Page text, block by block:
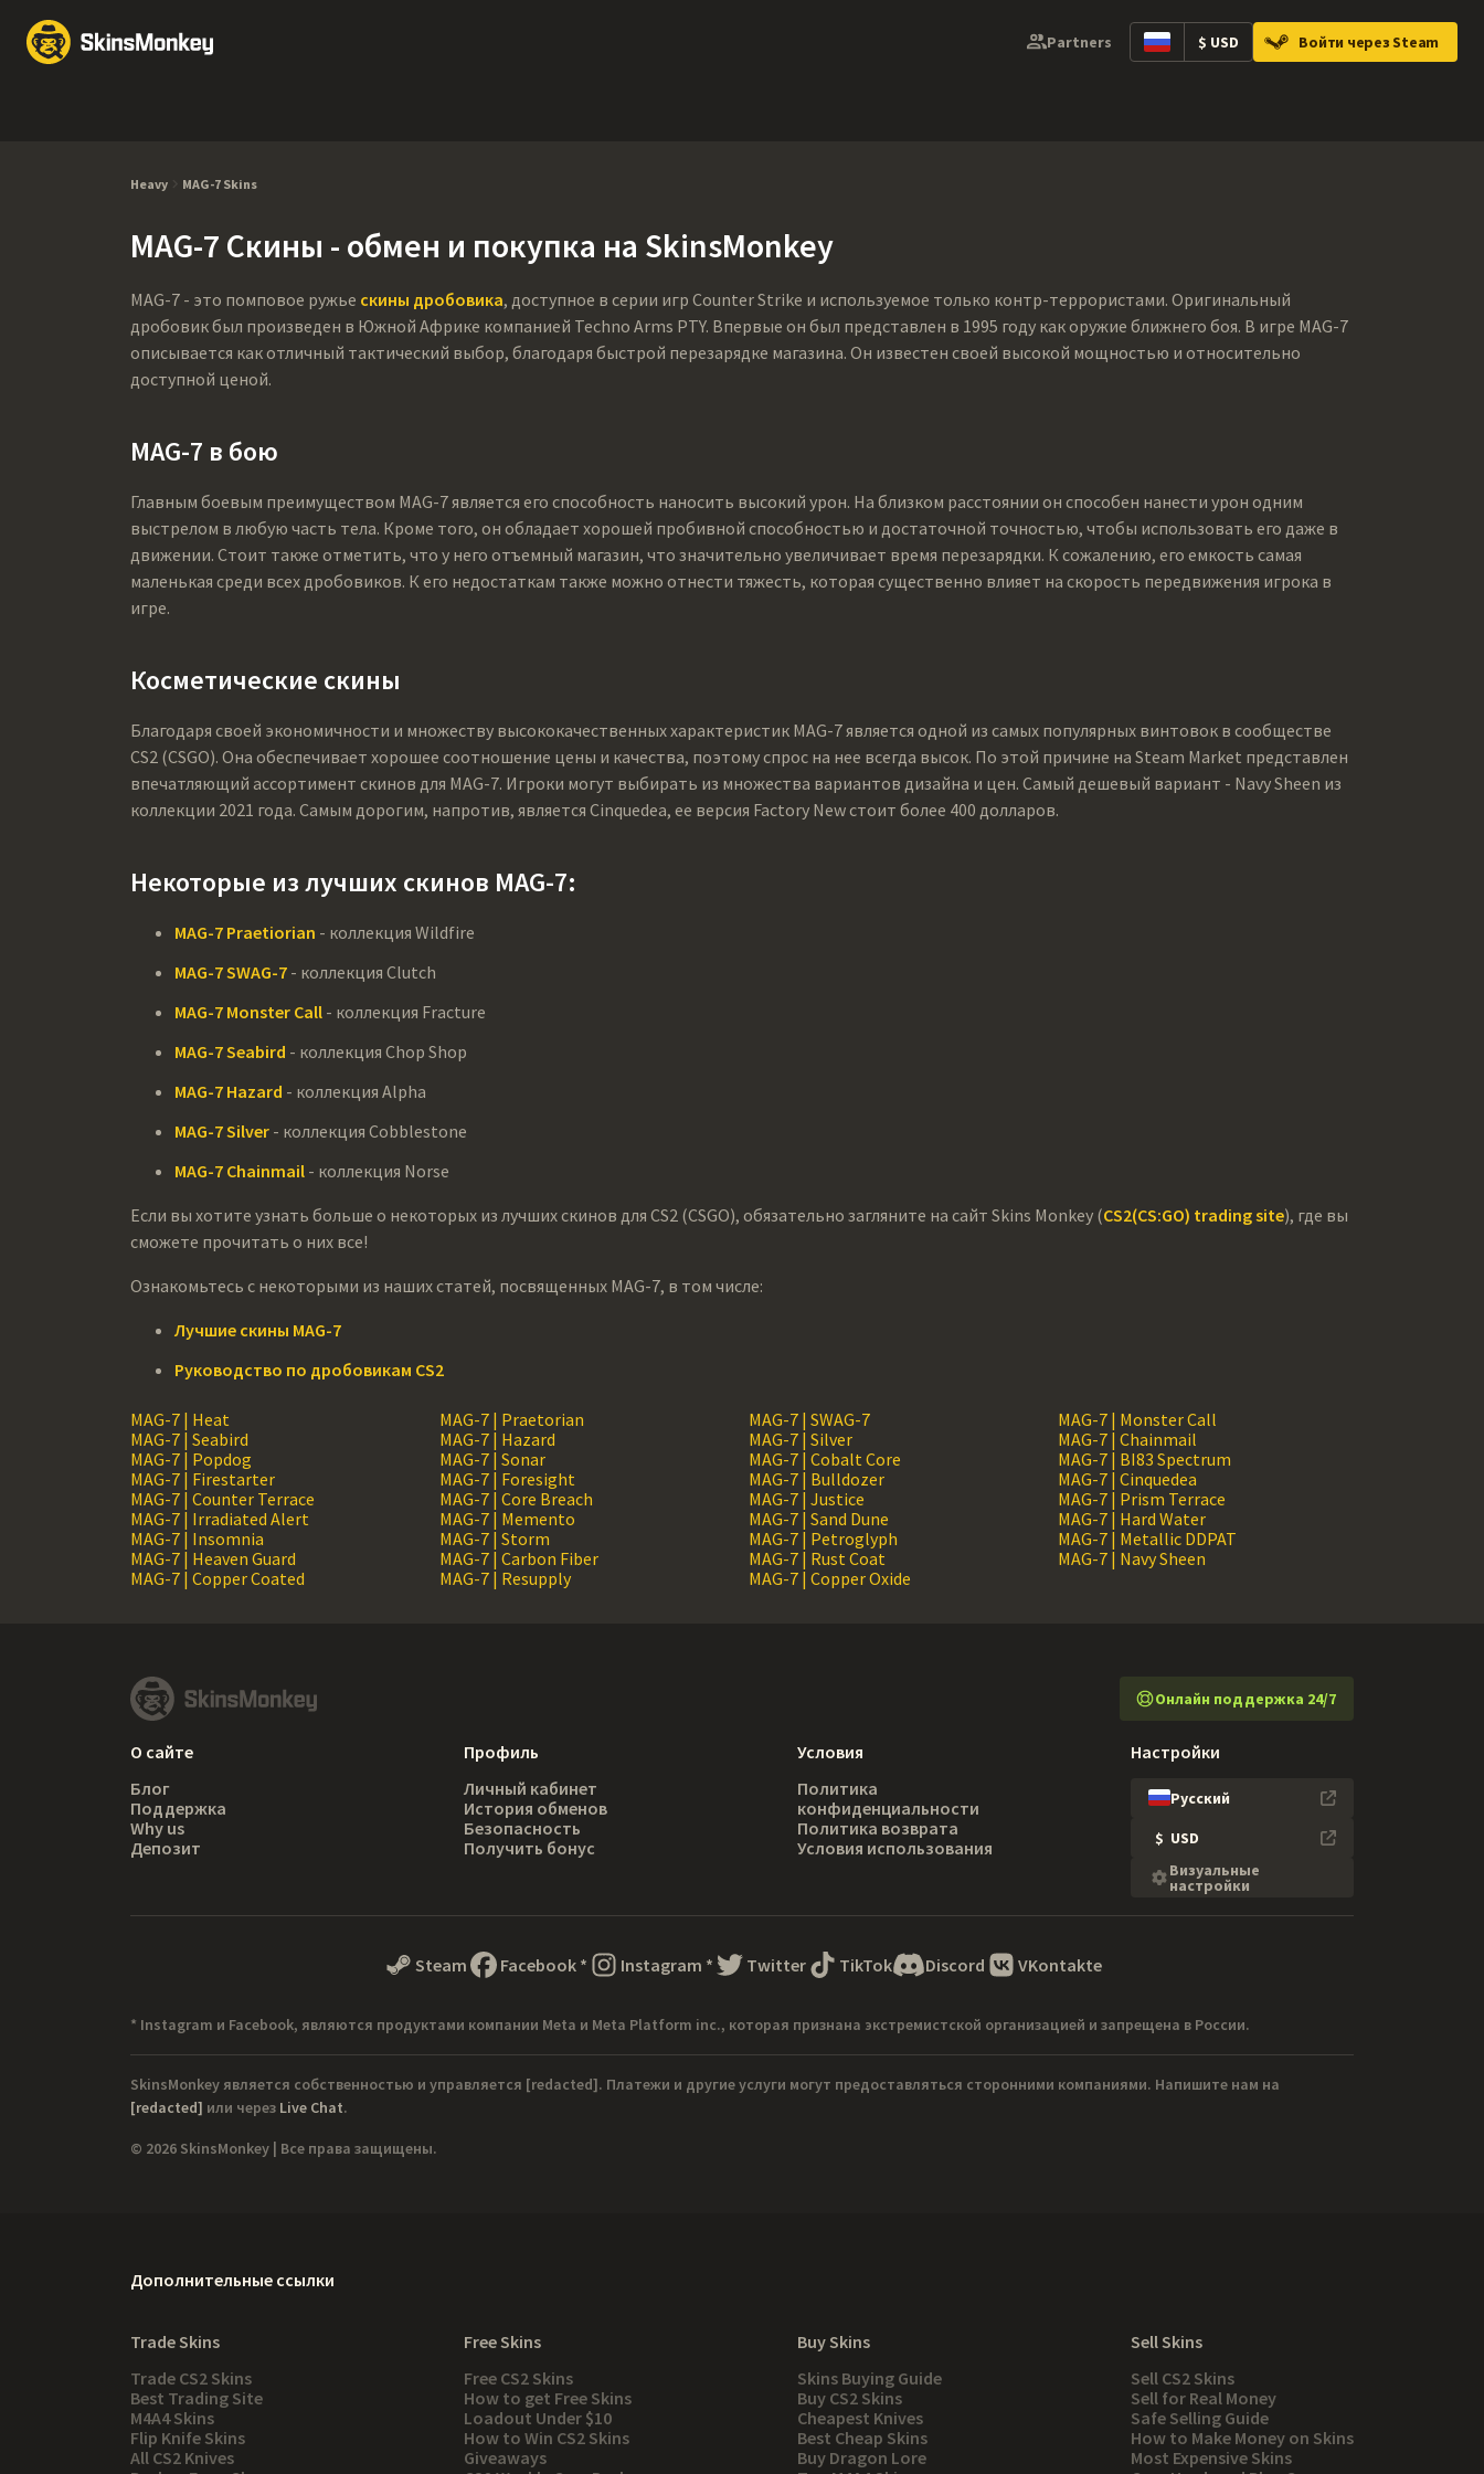
Partners $ USD Войти через Steam
Heavy MAG-7 Skins
MAG-7 Скины - обмен и покупка на SkinsMonkey
MAG-7 - это помповое ружье скины дробовика, доступное в серии игр Counter Strike и используемое только контр-террористами. Оригинальный
дробовик был произведен в Южной Африке компанией Techno Arms PTY. Впервые он был представлен в 1995 году как оружие ближнего боя. В игре MAG-7
описывается как отличный тактический выбор, благодаря быстрой перезарядке магазина. Он известен своей высокой мощностью и относительно
доступной ценой.
MAG-7 в бою
Главным боевым преимуществом MAG-7 является его способность наносить высокий урон. На близком расстоянии он способен нанести урон одним
выстрелом в любую часть тела. Кроме того, он обладает хорошей пробивной способностью и достаточной точностью, чтобы использовать его даже в
движении. Стоит также отметить, что у него отъемный магазин, что значительно увеличивает время перезарядки. К сожалению, его емкость самая
маленькая среди всех дробовиков. К его недостаткам также можно отнести тяжесть, которая существенно влияет на скорость передвижения игрока в
игре.
Косметические скины
Благодаря своей экономичности и множеству высококачественных характеристик MAG-7 является одной из самых популярных винтовок в сообществе
CS2 (CSGO). Она обеспечивает хорошее соотношение цены и качества, поэтому спрос на нее всегда высок. По этой причине на Steam Market представлен
впечатляющий ассортимент скинов для MAG-7. Игроки могут выбирать из множества вариантов дизайна и цен. Самый дешевый вариант - Navy Sheen из
коллекции 2021 года. Самым дорогим, напротив, является Cinquedea, ее версия Factory New стоит более 400 долларов.
Некоторые из лучших скинов MAG-7:
MAG-7 Praetiorian - коллекция Wildfire
MAG-7 SWAG-7 - коллекция Clutch
MAG-7 Monster Call - коллекция Fracture
MAG-7 Seabird - коллекция Chop Shop
MAG-7 Hazard - коллекция Alpha
MAG-7 Silver - коллекция Cobblestone
MAG-7 Chainmail - коллекция Norse
Если вы хотите узнать больше о некоторых из лучших скинов для CS2 (CSGO), обязательно загляните на сайт Skins Monkey (CS2(CS:GO) trading site), где вы
сможете прочитать о них все!
Ознакомьтесь с некоторыми из наших статей, посвященных MAG-7, в том числе:
Лучшие скины MAG-7
Руководство по дробовикам CS2
MAG-7 | Heat MAG-7 | Praetorian MAG-7 | SWAG-7
MAG-7 | Monster Call
MAG-7 | Seabird
MAG-7 | Hazard MAG-7 | Silver
MAG-7 | Chainmail
MAG-7 | Popdog
MAG-7 | Sonar MAG-7 | Cobalt Core
MAG-7 | BI83 Spectrum
MAG-7 | Firestarter
MAG-7 | Foresight MAG-7 | Bulldozer
MAG-7 | Cinquedea
MAG-7 | Counter Terrace
MAG-7 | Core Breach MAG-7 | Justice
MAG-7 | Prism Terrace
MAG-7 | Irradiated Alert
MAG-7 | Memento MAG-7 | Sand Dune
MAG-7 | Hard Water
MAG-7 | Insomnia
MAG-7 | Storm MAG-7 | Petroglyph
MAG-7 | Metallic DDPAT
MAG-7 | Heaven Guard
MAG-7 | Carbon Fiber MAG-7 | Rust Coat
MAG-7 | Navy Sheen
MAG-7 | Copper Coated
MAG-7 | Resupply MAG-7 | Copper Oxide
Онлайн поддержка 24/7
О сайте
Блог
Поддержка
Why us
Депозит
Профиль
Личный кабинет
История обменов
Безопасность
Получить бонус
Условия
Политика
конфиденциальности
Политика возврата
Условия использования
Настройки
Русский
$ USD
Визуальные
настройки
Steam Facebook * Instagram * Twitter TikTok Discord VKontakte
* Instagram и Facebook, являются продуктами компании Meta и Meta Platform inc., которая признана экстремистской организацией и запрещена в России.
SkinsMonkey является собственностью и управляется [redacted]. Платежи и другие услуги могут предоставляться сторонними компаниями. Напишите нам на
[redacted] или через Live Chat.
© 2026 SkinsMonkey | Все права защищены.
Дополнительные ссылки
Trade Skins
Trade CS2 Skins
Best Trading Site
M4A4 Skins
Flip Knife Skins
All CS2 Knives
Free Skins
Free CS2 Skins
How to get Free Skins
Loadout Under $10
How to Win CS2 Skins
Giveaways
Buy Skins
Skins Buying Guide
Buy CS2 Skins
Cheapest Knives
Best Cheap Skins
Buy Dragon Lore
Sell Skins
Sell CS2 Skins
Sell for Real Money
Safe Selling Guide
How to Make Money on Skins
Most Expensive Skins